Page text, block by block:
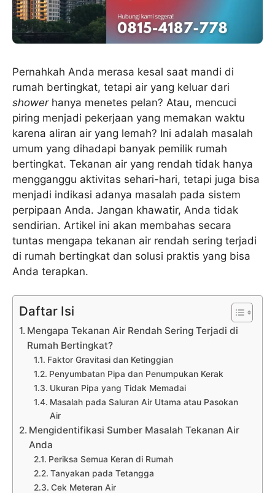
Pernahkah Anda merasa kesal saat mandi di
rumah bertingkat, tetapi air yang keluar dari
showerhanya menetes pelan? Atau, mencuci
piring menjadi pekerjaan yang memakan waktu
karena aliran air yang lemah? Ini adalah masalah
umum yang dihadapi banyak pemilik rumah
bertingkat. Tekanan air yang rendah tidak hanya
mengganggu aktivitas sehari-hari, tetapi juga bisa
menjadi indikasi adanya masalah pada sistem
perpipaan Anda. Jangan khawatir, Anda tidak
sendirian. Artikel ini akan membahas secara
tuntas mengapa tekanan air rendah sering terjadi
di rumah bertingkat dan solusi praktis yang bisa
Anda terapkan.
Daftar Isi
Mengapa Tekanan Air Rendah Sering Terjadi di
Rumah Bertingkat?
Faktor Gravitasi dan Ketinggian
Penyumbatan Pipa dan Penumpukan Kerak
Ukuran Pipa yang Tidak Memadai
Masalah pada Saluran Air Utama atau Pasokan
Air
Mengidentifikasi Sumber Masalah Tekanan Air
Anda
Periksa Semua Keran di Rumah
Tanyakan pada Tetangga
Cek Meteran Air